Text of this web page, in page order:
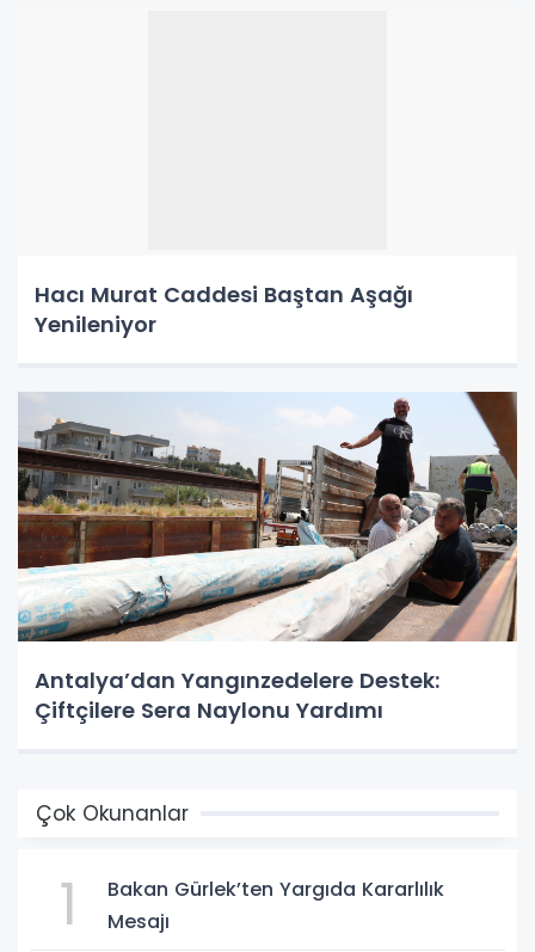
Hacı Murat Caddesi Baştan Aşağı
Yenileniyor
Antalya’dan Yangınzedelere Destek:
Çiftçilere Sera Naylonu Yardımı
Çok Okunanlar
1
Bakan Gürlek’ten Yargıda Kararlılık
Mesajı